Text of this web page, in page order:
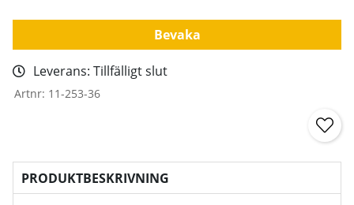
Bevaka
Leverans: Tillfälligt slut
Artnr: 11-253-36
PRODUKTBESKRIVNING